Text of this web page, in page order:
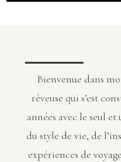
Bienvenue dans
rêveuse qui s’est
années avec le seul
du style de vie, de
expériences de